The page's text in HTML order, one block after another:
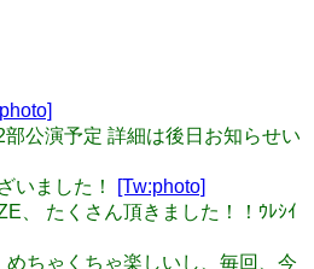
公演予定 詳細は後日お知らせい
いました！ [Tw:photo]
、 たくさん頂きました！！ｳﾚｼｲ
ちゃくちゃ楽しいし、毎回、今